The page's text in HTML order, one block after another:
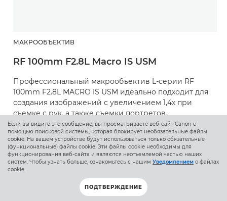
МАКРООБЪЕКТИВ
RF 100mm F2.8L Macro IS USM
Профессиональный макрообъектив L-серии RF
100mm F2.8L MACRO IS USM идеально подходит для
создания изображений с увеличением 1,4x при
съемке с рук, а также съемки портретов.
Если вы видите это сообщение, вы просматриваете веб-сайт Canon с
помощью поисковой системы, которая блокирует необязательные файлы
cookie. На вашем устройстве будут использоваться только обязательные
(функциональные) файлы cookie. Эти файлы cookie необходимы для
функционирования веб-сайта и являются неотъемлемой частью наших
систем. Чтобы узнать больше, ознакомьтесь с нашим Уведомлением о файлах
cookie.
ПОДТВЕРЖДЕНИЕ